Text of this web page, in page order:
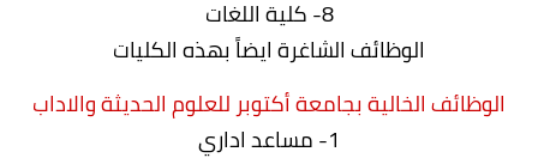
8- كلية اللغات
الوظائف الشاغرة ايضاً بهذه الكليات
الوظائف الخالية بجامعة أكتوبر للعلوم الحديثة والاداب
1- مساعد اداري